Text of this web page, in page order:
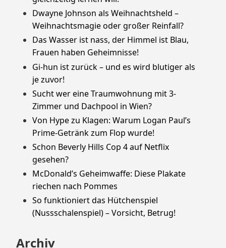
Dwayne Johnson als Weihnachtsheld –
Weihnachtsmagie oder großer Reinfall?
Das Wasser ist nass, der Himmel ist Blau,
Frauen haben Geheimnisse!
Gi-hun ist zurück – und es wird blutiger als
je zuvor!
Sucht wer eine Traumwohnung mit 3-
Zimmer und Dachpool in Wien?
Von Hype zu Klagen: Warum Logan Paul’s
Prime-Getränk zum Flop wurde!
Schon Beverly Hills Cop 4 auf Netflix
gesehen?
McDonald’s Geheimwaffe: Diese Plakate
riechen nach Pommes
So funktioniert das Hütchenspiel
(Nussschalenspiel) – Vorsicht, Betrug!
Archiv